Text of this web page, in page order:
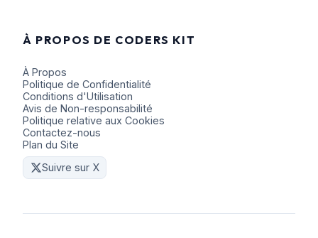
À PROPOS DE CODERS KIT
À Propos
Politique de Confidentialité
Conditions d'Utilisation
Avis de Non-responsabilité
Politique relative aux Cookies
Contactez-nous
Plan du Site
Suivre sur X